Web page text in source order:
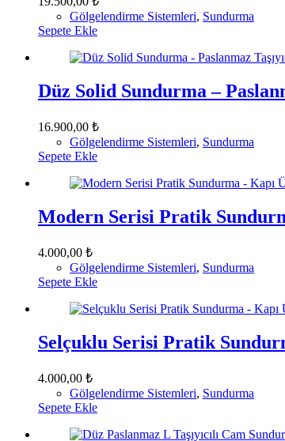
Gölgelendirme Sistemleri, Sundurma
Sepete Ekle
Düz Solid Sundurma –
16.900,00 ₺
Gölgelendirme Sistemleri, Sundurma
Sepete Ekle
Modern Serisi Pratik
4.000,00 ₺
Gölgelendirme Sistemleri, Sundurma
Sepete Ekle
Selçuklu Serisi Pratik
4.000,00 ₺
Gölgelendirme Sistemleri, Sundurma
Sepete Ekle